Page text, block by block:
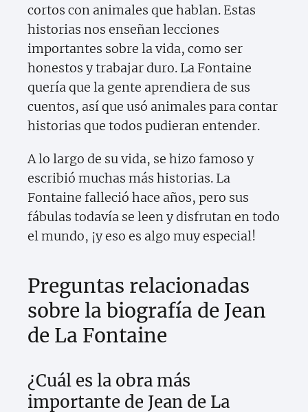
cortos con animales que hablan. Estas
historias nos enseñan lecciones
importantes sobre la vida, como ser
honestos y trabajar duro. La Fontaine
quería que la gente aprendiera de sus
cuentos, así que usó animales para contar
historias que todos pudieran entender.
A lo largo de su vida, se hizo famoso y
escribió muchas más historias. La
Fontaine falleció hace años, pero sus
fábulas todavía se leen y disfrutan en todo
el mundo, ¡y eso es algo muy especial!
Preguntas relacionadas
sobre la biografía de Jean
de La Fontaine
¿Cuál es la obra más
importante de Jean de La